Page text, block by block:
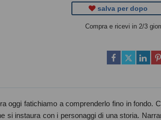
salva per dopo
Compra e ricevi in 2/3
oggi fatichiamo a comprenderlo fino in fondo.
si instaura con i personaggi di una storia.